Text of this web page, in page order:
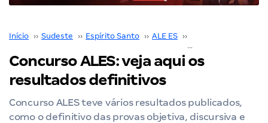
Início ›› Sudeste ›› Espírito Santo ›› ALE ES ››
Concurso ALES: veja aqui os
resultados definitivos
Concurso ALES teve vários resultados publicados,
como o definitivo das provas objetiva, discursiva e